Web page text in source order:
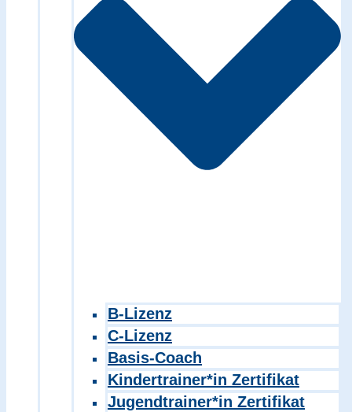
B-Lizenz
C-Lizenz
Basis-Coach
Kindertrainer*in Zertifikat
Jugendtrainer*in Zertifikat